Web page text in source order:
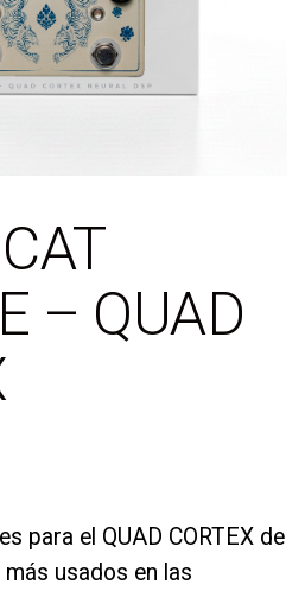
– QUAD
para el QUAD CORTEX de
usados en las